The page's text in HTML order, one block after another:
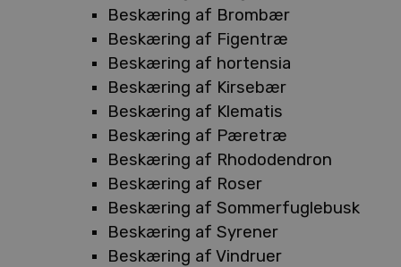
Beskæring af Brombær
Beskæring af Figentræ
Beskæring af hortensia
Beskæring af Kirsebær
Beskæring af Klematis
Beskæring af Pæretræ
Beskæring af Rhododendron
Beskæring af Roser
Beskæring af Sommerfuglebusk
Beskæring af Syrener
Beskæring af Vindruer